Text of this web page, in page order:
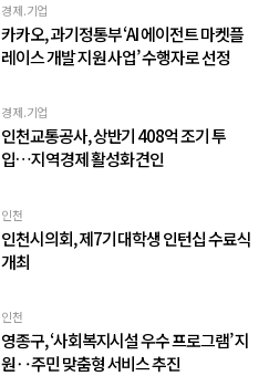
경제.기업
카카오, 과기정통부 ‘AI 에이전트 마켓플
레이스 개발 지원 사업’ 수행자로 선정
경제.기업
인천교통공사, 상반기 408억 조기 투
입…지역경제 활성화 견인
인천
인천시의회, 제7기 대학생 인턴십 수료식
개최
인천
영종구, ‘사회복지시설 우수 프로그램’ 지
원‥주민 맞춤형 서비스 추진